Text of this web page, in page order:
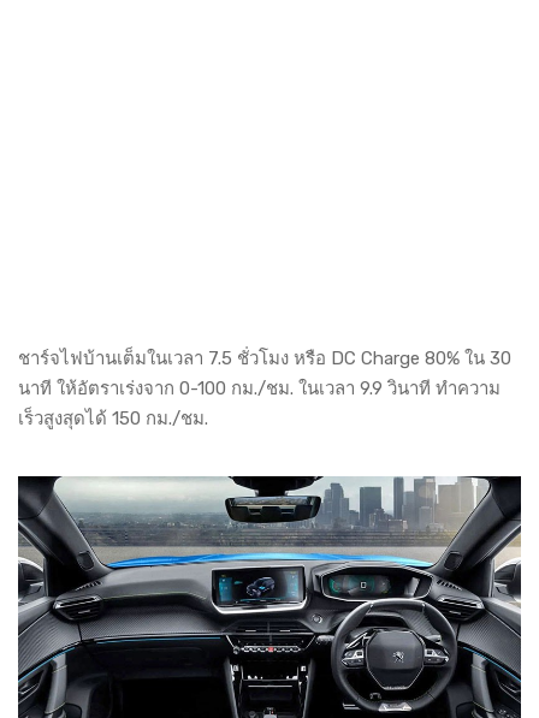
ชาร์จไฟบ้านเต็มในเวลา 7.5 ชั่วโมง หรือ DC Charge 80% ใน 30
นาที ให้อัตราเร่งจาก 0-100 กม./ชม. ในเวลา 9.9 วินาที ทำความ
เร็วสูงสุดได้ 150 กม./ชม.